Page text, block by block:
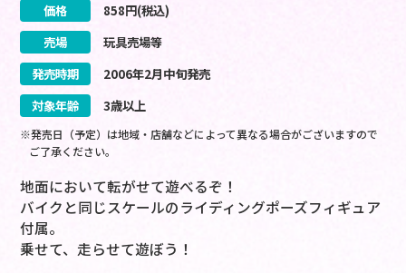
価格 858円(税込)
売場
玩具売場等
発売時期
2006年2月中旬発売
対象年齢
3歳以上
※発売日（予定）は地域・店舗などによって異なる場合がございますので
ご了承ください。
地面において転がせて遊べるぞ！
バイクと同じスケールのライディングポーズフィギュア
付属。
乗せて、走らせて遊ぼう！